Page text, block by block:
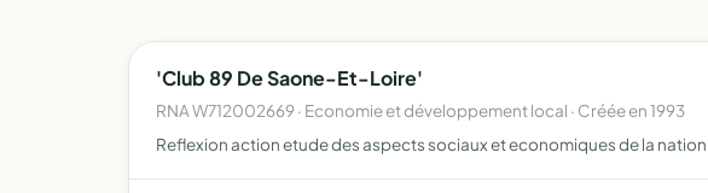
'Club 89 De Saone-Et-Loire'
RNA W712002669 · Economie et développement local · Créée en 1993
Reflexion action etude des aspects sociaux et economiques de la